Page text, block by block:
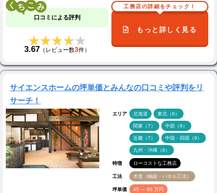
く こ
口コミによる評判
★★★★★
★★★★★
3.67 （レビュー数3件）
工務店の詳細をチェック！
もっと詳しく見る
サイエンスホームの坪単価とみんなの口コミや評判をリ
サーチ！
エリア 北海道 東北（6）
関東（7） 中部（9）
近畿（7） 中国・四国（9）
九州・沖縄（8）
特徴 ローコストな工務店
工法 木造（軸組・パネル工法）
坪単価 45 ～ 60 万円